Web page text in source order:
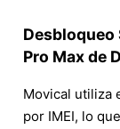
Desbloqueo
Pro Max de
Movical utiliza
por IMEI, lo